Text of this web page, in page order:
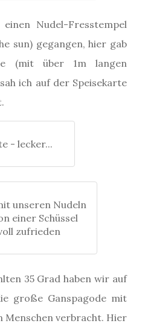
Nudel-Fresstempel
sun) gegangen, hier gab
(mit über 1m langen
ich auf der Speisekarte
- lecker...
unseren Nudeln
einer Schüssel
zufrieden
35 Grad haben wir auf
große Ganspagode mit
Menschen verbracht. Hier